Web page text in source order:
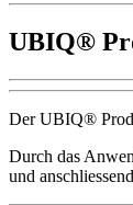
UBIQ®️
Der UBIQ®️
Durch das
und